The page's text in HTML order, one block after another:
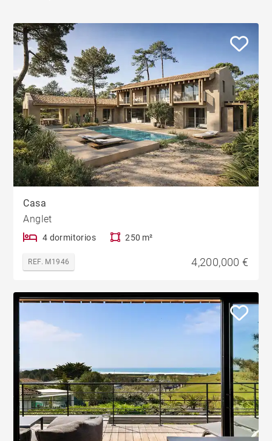
Casa
Anglet
4 dormitorios 250 m²
REF. M1946 4,200,000 €